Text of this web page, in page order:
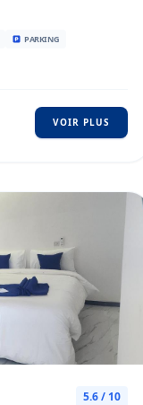
PARKING
VOIR PLUS
5.6 / 10